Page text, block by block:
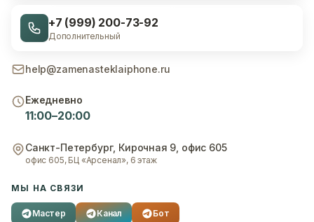
+7 (999) 200-73-92
Дополнительный
help@zamenasteklaiphone.ru
Ежедневно
11:00–20:00
Санкт-Петербург, Кирочная 9, офис 605
офис 605, БЦ «Арсенал», 6 этаж
МЫ НА СВЯЗИ
Мастер Канал Бот